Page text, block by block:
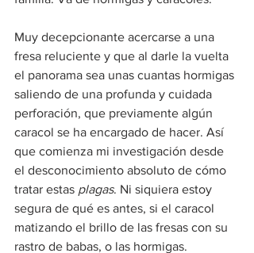
Muy decepcionante acercarse a una
fresa reluciente y que al darle la vuelta
el panorama sea unas cuantas hormigas
saliendo de una profunda y cuidada
perforación, que previamente algún
caracol se ha encargado de hacer. Así
que comienza mi investigación desde
el desconocimiento absoluto de cómo
tratar estas plagas. Ni siquiera estoy
segura de qué es antes, si el caracol
matizando el brillo de las fresas con su
rastro de babas, o las hormigas.